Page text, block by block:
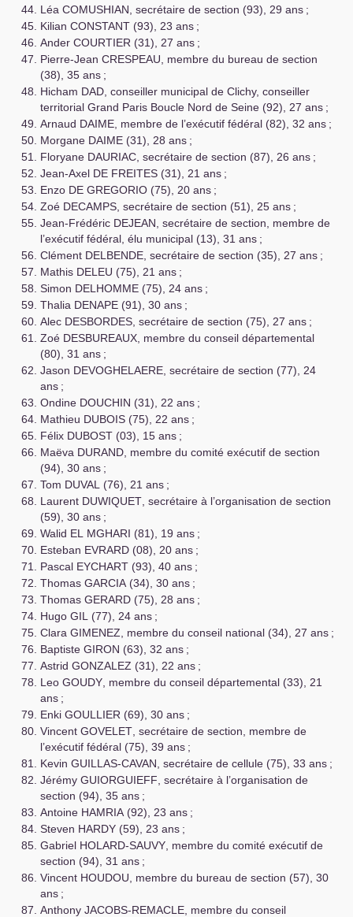
Léa COMUSHIAN , secrétaire de section (93), 29 ans ;
Kilian CONSTANT (93), 23 ans ;
Ander COURTIER (31), 27 ans ;
Pierre-Jean CRESPEAU , membre du bureau de section
(38), 35 ans ;
Hicham DAD , conseiller municipal de Clichy, conseiller
territorial Grand Paris Boucle Nord de Seine (92), 27 ans ;
Arnaud DAIME , membre de l’exécutif fédéral (82), 32 ans ;
Morgane DAIME (31), 28 ans ;
Floryane DAURIAC , secrétaire de section (87), 26 ans ;
Jean-Axel DE FREITES (31), 21 ans ;
Enzo DE GREGORIO (75), 20 ans ;
Zoé DECAMPS , secrétaire de section (51), 25 ans ;
Jean-Frédéric DEJEAN , secrétaire de section, membre de
l’exécutif fédéral, élu municipal (13), 31 ans ;
Clément DELBENDE , secrétaire de section (35), 27 ans ;
Mathis DELEU (75), 21 ans ;
Simon DELHOMME (75), 24 ans ;
Thalia DENAPE (91), 30 ans ;
Alec DESBORDES , secrétaire de section (75), 27 ans ;
Zoé DESBUREAUX , membre du conseil départemental
(80), 31 ans ;
Jason DEVOGHELAERE , secrétaire de section (77), 24
ans ;
Ondine DOUCHIN (31), 22 ans ;
Mathieu DUBOIS (75), 22 ans ;
Félix DUBOST (03), 15 ans ;
Maëva DURAND , membre du comité exécutif de section
(94), 30 ans ;
Tom DUVAL (76), 21 ans ;
Laurent DUWIQUET , secrétaire à l’organisation de section
(59), 30 ans ;
Walid EL MGHARI (81), 19 ans ;
Esteban EVRARD (08), 20 ans ;
Pascal EYCHART (93), 40 ans ;
Thomas GARCIA (34), 30 ans ;
Thomas GERARD (75), 28 ans ;
Hugo GIL (77), 24 ans ;
Clara GIMENEZ , membre du conseil national (34), 27 ans ;
Baptiste GIRON (63), 32 ans ;
Astrid GONZALEZ (31), 22 ans ;
Leo GOUDY , membre du conseil départemental (33), 21
ans ;
Enki GOULLIER (69), 30 ans ;
Vincent GOVELET , secrétaire de section, membre de
l’exécutif fédéral (75), 39 ans ;
Kevin GUILLAS-CAVAN , secrétaire de cellule (75), 33 ans ;
Jérémy GUIORGUIEFF , secrétaire à l’organisation de
section (94), 35 ans ;
Antoine HAMRIA (92), 23 ans ;
Steven HARDY (59), 23 ans ;
Gabriel HOLARD-SAUVY , membre du comité exécutif de
section (94), 31 ans ;
Vincent HOUDOU , membre du bureau de section (57), 30
ans ;
Anthony JACOBS-REMACLE , membre du conseil